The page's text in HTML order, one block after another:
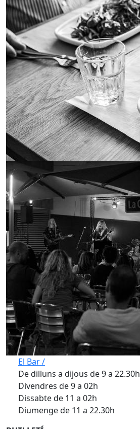
El Bar /
De dilluns a dijous de 9 a 22.30h
Divendres de 9 a 02h
Dissabte de 11 a 02h
Diumenge de 11 a 22.30h